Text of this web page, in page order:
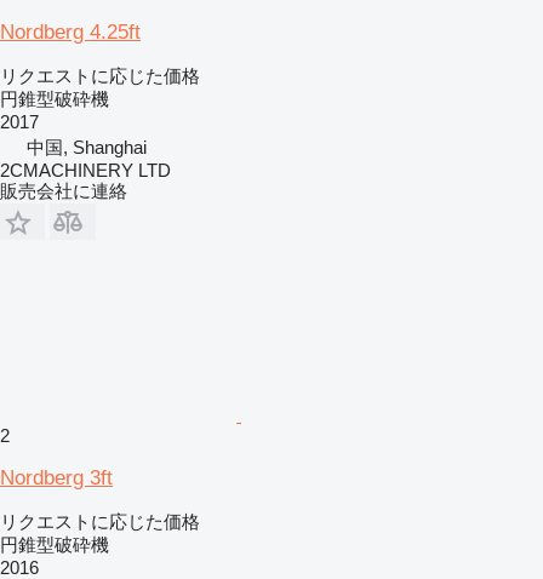
Nordberg 4.25ft
リクエストに応じた価格
円錐型破砕機
2017
中国, Shanghai
2CMACHINERY LTD
販売会社に連絡
2
Nordberg 3ft
リクエストに応じた価格
円錐型破砕機
2016